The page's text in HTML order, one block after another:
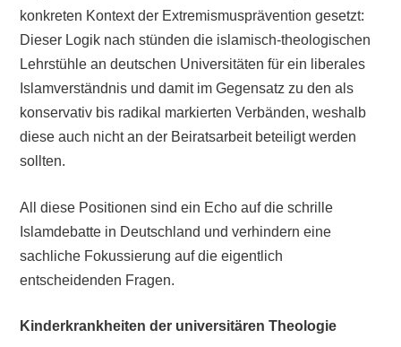
konkreten Kontext der Extremismusprävention gesetzt:
Dieser Logik nach stünden die islamisch-theologischen
Lehrstühle an deutschen Universitäten für ein liberales
Islamverständnis und damit im Gegensatz zu den als
konservativ bis radikal markierten Verbänden, weshalb
diese auch nicht an der Beiratsarbeit beteiligt werden
sollten.
All diese Positionen sind ein Echo auf die schrille
Islamdebatte in Deutschland und verhindern eine
sachliche Fokussierung auf die eigentlich
entscheidenden Fragen.
Kinderkrankheiten der universitären Theologie